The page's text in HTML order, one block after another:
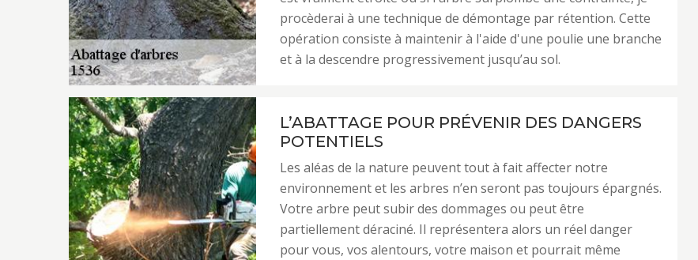
procèderai à une technique de démontage par rétention. Cette
opération consiste à maintenir à l'aide d'une poulie une branche
et à la descendre progressivement jusqu’au sol.
L’ABATTAGE POUR PRÉVENIR DES DANGERS
POTENTIELS
Les aléas de la nature peuvent tout à fait affecter notre
environnement et les arbres n’en seront pas toujours épargnés.
Votre arbre peut subir des dommages ou peut être
partiellement déraciné. Il représentera alors un réel danger
pour vous, vos alentours, votre maison et pourrait même